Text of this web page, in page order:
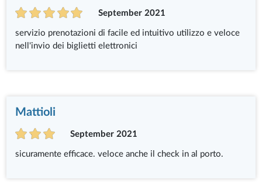
September 2021
servizio prenotazioni di facile ed intuitivo utilizzo e veloce
nell'invio dei biglietti elettronici
Mattioli
September 2021
sicuramente efficace. veloce anche il check in al porto.